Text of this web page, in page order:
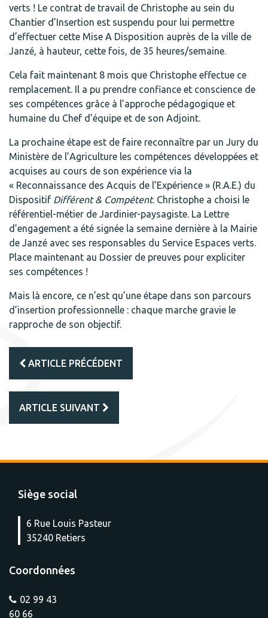
verts ! Le contrat de travail de Christophe au sein du
Chantier d’Insertion est suspendu pour lui permettre
d’effectuer cette Mise A Disposition auprès de la ville de
Janzé, à hauteur, cette fois, de 35 heures/semaine.
Cela fait maintenant 8 mois que Christophe effectue ce
remplacement. Il a pu prendre confiance et conscience de
ses compétences grâce à l’approche pédagogique et
humaine du Chef d’équipe et de son Adjoint.
La prochaine étape est de faire reconnaître par un Jury du
Ministère de l’Agriculture les compétences développées et
acquises au cours de son expérience via la
« Reconnaissance des Acquis de l’Expérience » (R.A.E.) du
Dispositif Différent & Compétent. Christophe a choisi le
référentiel-métier de Jardinier-paysagiste. La Lettre
d’engagement a été signée la semaine dernière à la Mairie
de Janzé avec ses responsables du Service Espaces verts.
Place maintenant au Dossier de preuves pour expliciter
ses compétences !
Mais là encore, ce n’est qu’une étape dans son parcours
d’insertion professionnelle : chaque marche gravie le
rapproche de son objectif.
ARTICLE PRÉCÉDENT
ARTICLE SUIVANT
Siège social
6 Rue Louis Pasteur
35240 Retiers
Coordonnées
02 99 43
60 66